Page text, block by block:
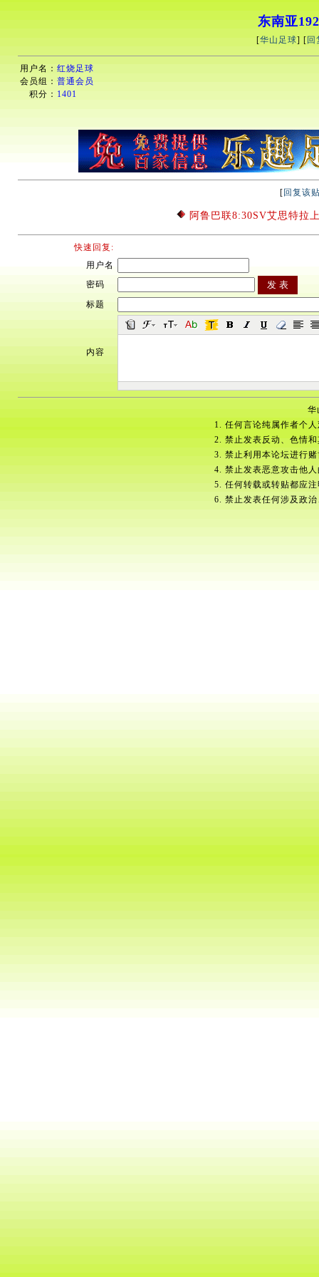
东南亚
[华山足球] [ 回
用户名： 红烧足球
会员组： 普通会员
积分： 1401
[ 回复该
阿鲁巴联8:30SV艾思特拉
快速回复:
用户名
密码
标题
内容
华
1. 任何言论纯属作者个
2. 禁止发表反动、色情
3. 禁止利用本论坛进行
4. 禁止发表恶意攻击他
5. 任何转载或转贴都应
6. 禁止发表任何涉及政